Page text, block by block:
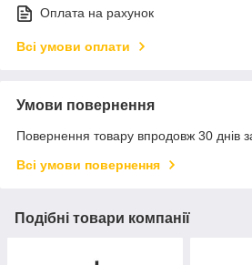
Оплата на рахунок
Всі умови оплати
Умови повернення
Повернення товару впродовж 30 днів
Всі умови повернення
Подібні товари компанії